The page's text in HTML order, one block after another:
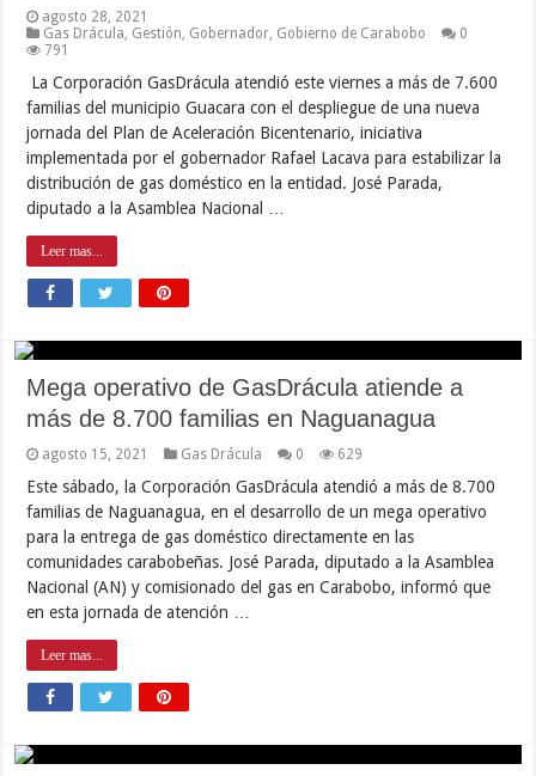
agosto 28, 2021
Gas Drácula Gestión Gobernador Gobierno de Carabobo
0
791
La Corporación GasDrácula atendió este viernes a más de 7.600
familias del municipio Guacara con el despliegue de una nueva
jornada del Plan de Aceleración Bicentenario, iniciativa
implementada por el gobernador Rafael Lacava para estabilizar la
distribución de gas doméstico en la entidad. José Parada,
diputado a la Asamblea Nacional …
Leer mas...
Mega operativo de GasDrácula atiende a
más de 8.700 familias en Naguanagua
agosto 15, 2021 Gas Drácula 0 629
Este sábado, la Corporación GasDrácula atendió a más de 8.700
familias de Naguanagua, en el desarrollo de un mega operativo
para la entrega de gas doméstico directamente en las
comunidades carabobeñas. José Parada, diputado a la Asamblea
Nacional (AN) y comisionado del gas en Carabobo, informó que
en esta jornada de atención …
Leer mas...